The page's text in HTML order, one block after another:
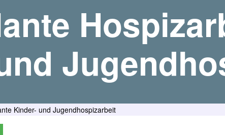
Kinder- und Jugendhospizarbeit